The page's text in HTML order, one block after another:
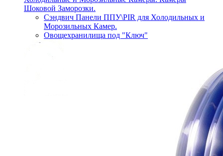
Шоковой Заморозки.
Сэндвич Панели ППУ\PIR для Холодильных и
Морозильных Камер.
Овощехранилища под "Ключ"